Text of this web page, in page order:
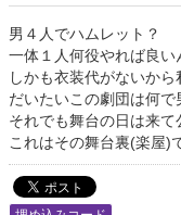
男４人でハムレット？
一体１人何役やれば良い
しかも衣装代がないから
だいたいこの劇団は何で
それでも舞台の日は来て
これはその舞台裏(楽屋)